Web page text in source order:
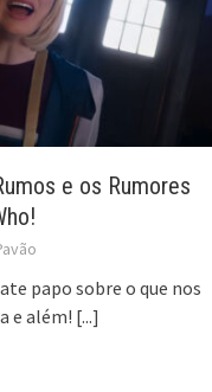
e os Rumores
papo sobre o que nos
e além! [...]